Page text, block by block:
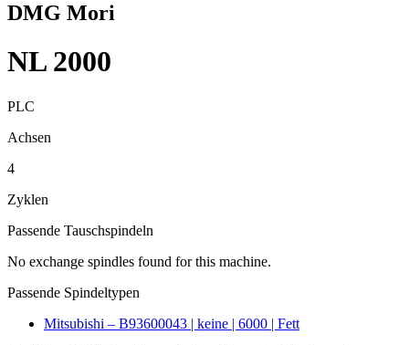
DMG Mori
NL 2000
PLC
Achsen
4
Zyklen
Passende Tauschspindeln
No exchange spindles found for this machine.
Passende Spindeltypen
Mitsubishi – B93600043 | keine | 6000 | Fett